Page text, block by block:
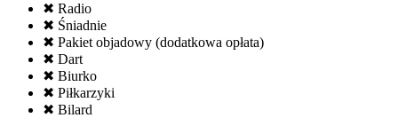
✖ Radio
✖ Śniadnie
✖ Pakiet objadowy (dodatkowa opłata)
✖ Dart
✖ Biurko
✖ Piłkarzyki
✖ Bilard